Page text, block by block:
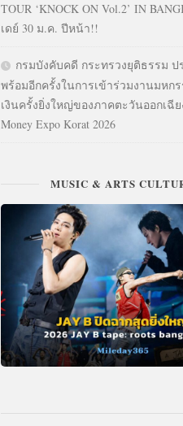
TOUR ‘KNOCK ON Vol.2’ IN
เดย์ 30 ม.ค. ปีหน้า!!
กรมบังคับคดี กระทรวงยุติธรรม ป
พร้อมอีกครั้งในการเข้าร่วมงานมหก
เงินครั้งยิ่งใหญ่ของภาคตะวันออกเฉีย
Money Expo Korat 2026
MUSIC & ARTS